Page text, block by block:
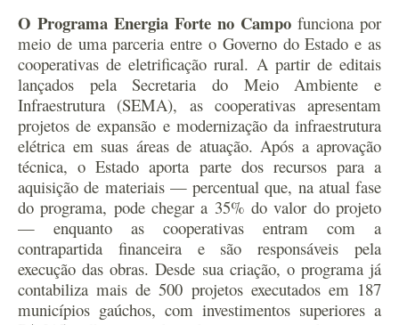
O Programa Energia Forte no Campo funciona por
meio de uma parceria entre o Governo do Estado e as
cooperativas de eletrificação rural. A partir de editais
lançados pela Secretaria do Meio Ambiente e
Infraestrutura (SEMA), as cooperativas apresentam
projetos de expansão e modernização da infraestrutura
elétrica em suas áreas de atuação. Após a aprovação
técnica, o Estado aporta parte dos recursos para a
aquisição de materiais — percentual que, na atual fase
do programa, pode chegar a 35% do valor do projeto
— enquanto as cooperativas entram com a
contrapartida financeira e são responsáveis pela
execução das obras.Desde sua criação, o programa já
contabiliza mais de 500 projetos executados em 187
municípios gaúchos, com investimentos superiores a